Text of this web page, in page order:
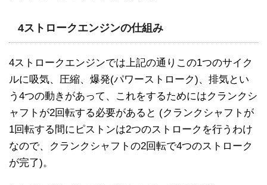
4ストロークエンジンの仕組み
4ストロークエンジンでは上記の通りこの1つのサイク
ルに吸気、圧縮、爆発(パワーストローク)、排気とい
う4つの動きがあって、これをするためにはクランクシ
ャフトが2回転する必要があると (クランクシャフトが
1回転する間にピストンは2つのストロークを行うわけ
なので、クランクシャフトの2回転で4つのストローク
が完了)。